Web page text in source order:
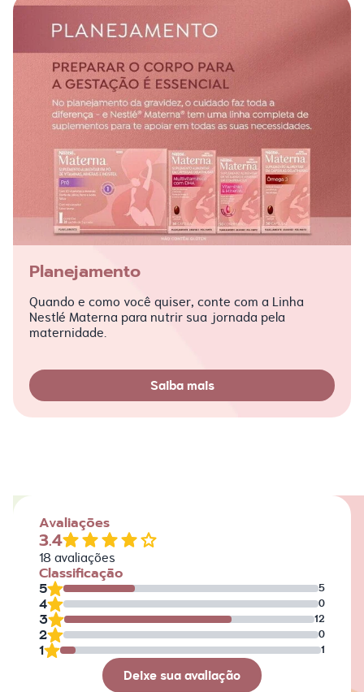
Planejamento
Quando e como você quiser, conte com a Linha
Nestlé Materna para nutrir sua jornada pela
maternidade.
Saiba mais
Avaliações
3.4
18avaliações
Classificação
5 5
4 0
3 12
2 0
1 1
Deixe sua avaliação